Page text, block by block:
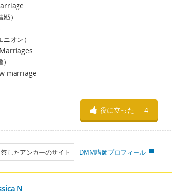
）
ニオン）
marriage
役に立った 4
したアンカーのサイト DMM講師プロフィール
N